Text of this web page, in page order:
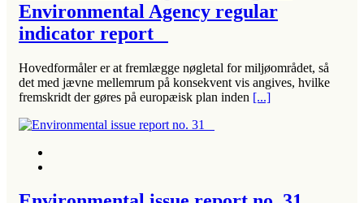
Environmental Agency regular
indicator report
Hovedformåler er at fremlægge nøgletal for miljøområdet, så
det med jævne mellemrum på konsekvent vis angives, hvilke
fremskridt der gøres på europæisk plan inden [...]